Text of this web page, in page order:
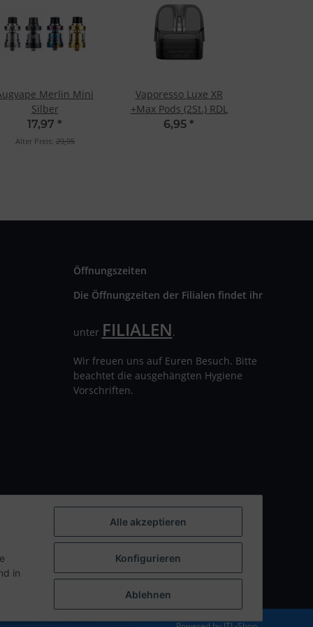
Merlin Mini
Silber
17,97 *
Alter Preis: 29,95
Vaporesso Luxe XR
+Max Pods (2St.) RDL
6,95 *
Öffnungszeiten
Die Öffnungzeiten der Filialen findet ihr
unter FILIALEN.
Wir freuen uns auf Euren Besuch. Bitte
beachtet die ausgehängten Hygiene
Vorschriften.
in
Alle akzeptieren
Konfigurieren
Ablehnen